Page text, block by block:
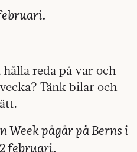
reda på var och
Tänk bilar och
Week pågår på Berns i
februari.